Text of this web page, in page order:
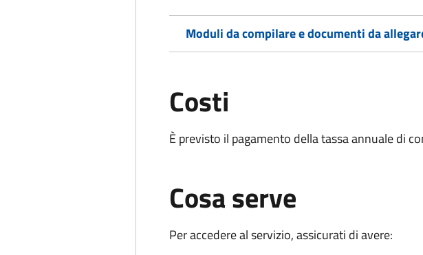
Moduli da compilare e documenti da
Costi
È previsto il pagamento della tassa annuale di
Cosa serve
Per accedere al servizio, assicurati di avere: